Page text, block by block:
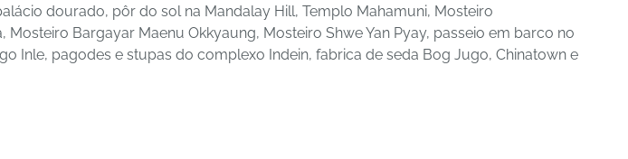
dourado, pôr do sol na Mandalay Hill, Templo Mahamuni, Mosteiro
Bargayar Maenu Okkyaung, Mosteiro Shwe Yan Pyay, passeio em barco no
Inle, pagodes e stupas do complexo Indein, fabrica de seda Bog Jugo, Chinatown e